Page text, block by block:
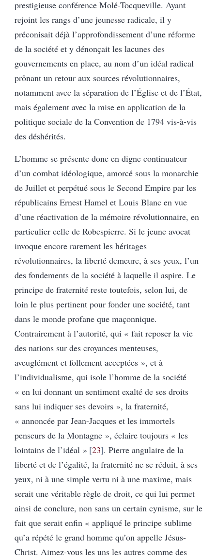
prestigieuse conférence Molé-Tocqueville. Ayant
rejoint les rangs d’une jeunesse radicale, il y
préconisait déjà l’approfondissement d’une réforme
de la société et y dénonçait les lacunes des
gouvernements en place, au nom d’un idéal radical
prônant un retour aux sources révolutionnaires,
notamment avec la séparation de l’Église et de l’État,
mais également avec la mise en application de la
politique sociale de la Convention de 1794 vis-à-vis
des déshérités.
L’homme se présente donc en digne continuateur
d’un combat idéologique, amorcé sous la monarchie
de Juillet et perpétué sous le Second Empire par les
républicains Ernest Hamel et Louis Blanc en vue
d’une réactivation de la mémoire révolutionnaire, en
particulier celle de Robespierre. Si le jeune avocat
invoque encore rarement les héritages
révolutionnaires, la liberté demeure, à ses yeux, l’un
des fondements de la société à laquelle il aspire. Le
principe de fraternité reste toutefois, selon lui, de
loin le plus pertinent pour fonder une société, tant
dans le monde profane que maçonnique.
Contrairement à l’autorité, qui « fait reposer la vie
des nations sur des croyances menteuses,
aveuglément et follement acceptées », et à
l’individualisme, qui isole l’homme de la société
« en lui donnant un sentiment exalté de ses droits
sans lui indiquer ses devoirs », la fraternité,
« annoncée par Jean-Jacques et les immortels
penseurs de la Montagne », éclaire toujours « les
lointains de l’idéal » 23 . Pierre angulaire de la
liberté et de l’égalité, la fraternité ne se réduit, à ses
yeux, ni à une simple vertu ni à une maxime, mais
serait une véritable règle de droit, ce qui lui permet
ainsi de conclure, non sans un certain cynisme, sur le
fait que serait enfin « appliqué le principe sublime
qu’a répété le grand homme qu’on appelle Jésus-
Christ. Aimez-vous les uns les autres comme des